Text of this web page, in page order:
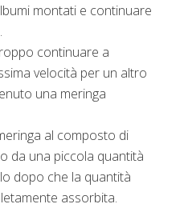
montati e continuare
continuare a
velocità per un altro
una meringa
al composto di
da una piccola quantità
dopo che la quantità
assorbita.